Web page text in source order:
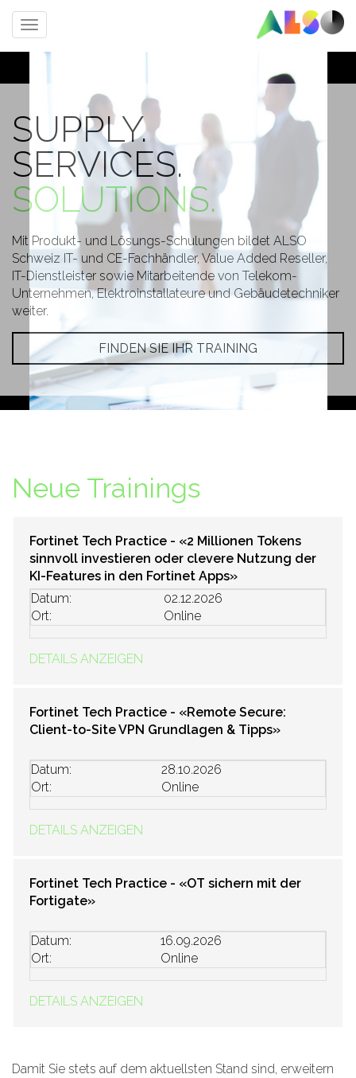
Toggle
SUPPLY.
SERVICES.
SOLUTIONS.
Mit Produkt- und Lösungs-Schulungen bildet ALSO
Schweiz IT- und CE-Fachhändler, Value Added Reseller,
IT-Dienstleister sowie Mitarbeitende von Telekom-
Unternehmen, Elektroinstallateure und Gebäudetechniker
weiter.
FINDEN SIE IHR TRAINING
Neue Trainings
Fortinet Tech Practice - «2 Millionen Tokens
sinnvoll investieren oder clevere Nutzung der
KI-Features in den Fortinet Apps»
Datum:
02.12.2026
Ort:
Online
DETAILS ANZEIGEN
Fortinet Tech Practice - «Remote Secure:
Client-to-Site VPN Grundlagen & Tipps»
Datum:
28.10.2026
Ort:
Online
DETAILS ANZEIGEN
Fortinet Tech Practice - «OT sichern mit der
Fortigate»
Datum:
16.09.2026
Ort:
Online
DETAILS ANZEIGEN
Damit Sie stets auf dem aktuellsten Stand sind, erweitern